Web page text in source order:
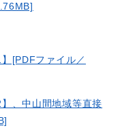
[PDFファイル／
、中山間地域等直接